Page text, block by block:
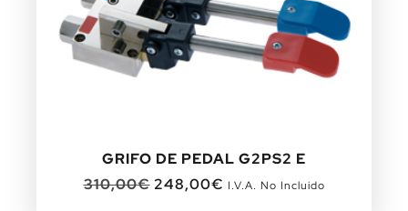
GRIFO DE PEDAL G2PS2 E
310,00€ 248,00€ I.V.A. No Incluido